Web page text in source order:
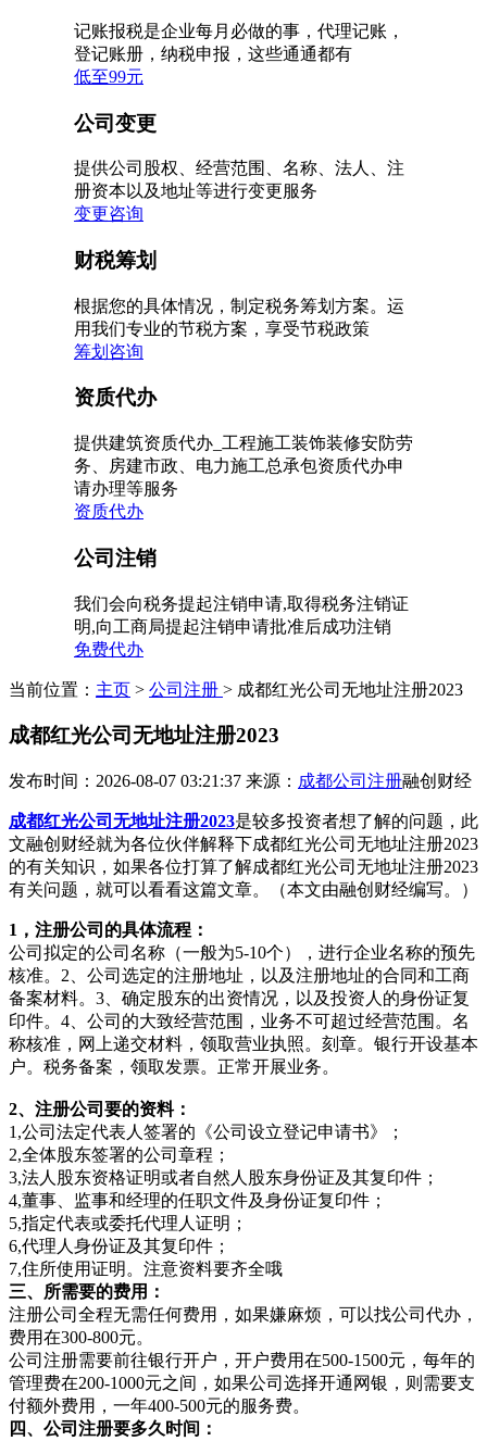
记账报税是企业每月必做的事，代理记账，
登记账册，纳税申报，这些通通都有
低至99元
公司变更
提供公司股权、经营范围、名称、法人、注
册资本以及地址等进行变更服务
变更咨询
财税筹划
根据您的具体情况，制定税务筹划方案。运
用我们专业的节税方案，享受节税政策
筹划咨询
资质代办
提供建筑资质代办_工程施工装饰装修安防劳
务、房建市政、电力施工总承包资质代办申
请办理等服务
资质代办
公司注销
我们会向税务提起注销申请,取得税务注销证
明,向工商局提起注销申请批准后成功注销
免费代办
当前位置： 主页 > 公司注册 > 成都红光公司无地址注册2023
成都红光公司无地址注册2023
发布时间：2026-08-07 03:21:37 来源： 成都公司注册融创财经
成都红光公司无地址注册2023是较多投资者想了解的问题，此
文融创财经就为各位伙伴解释下成都红光公司无地址注册2023
的有关知识，如果各位打算了解成都红光公司无地址注册2023
有关问题，就可以看看这篇文章。（本文由融创财经编写。）
1，注册公司的具体流程：
公司拟定的公司名称（一般为5-10个），进行企业名称的预先
核准。2、公司选定的注册地址，以及注册地址的合同和工商
备案材料。3、确定股东的出资情况，以及投资人的身份证复
印件。4、公司的大致经营范围，业务不可超过经营范围。名
称核准，网上递交材料，领取营业执照。刻章。银行开设基本
户。税务备案，领取发票。正常开展业务。
2、注册公司要的资料：
1,公司法定代表人签署的《公司设立登记申请书》；
2,全体股东签署的公司章程；
3,法人股东资格证明或者自然人股东身份证及其复印件；
4,董事、监事和经理的任职文件及身份证复印件；
5,指定代表或委托代理人证明；
6,代理人身份证及其复印件；
7,住所使用证明。注意资料要齐全哦
三、所需要的费用：
注册公司全程无需任何费用，如果嫌麻烦，可以找公司代办，
费用在300-800元。
公司注册需要前往银行开户，开户费用在500-1500元，每年的
管理费在200-1000元之间，如果公司选择开通网银，则需要支
付额外费用，一年400-500元的服务费。
四、公司注册要多久时间：